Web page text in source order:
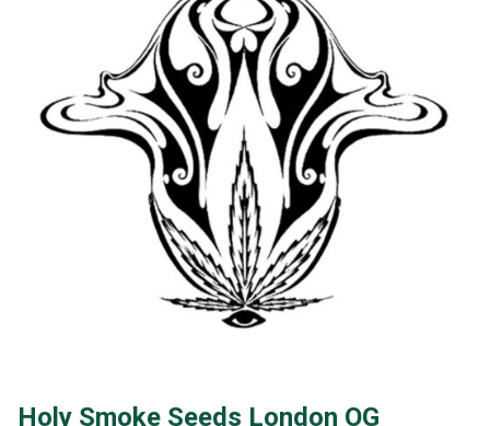
Holy Smoke Seeds London OG